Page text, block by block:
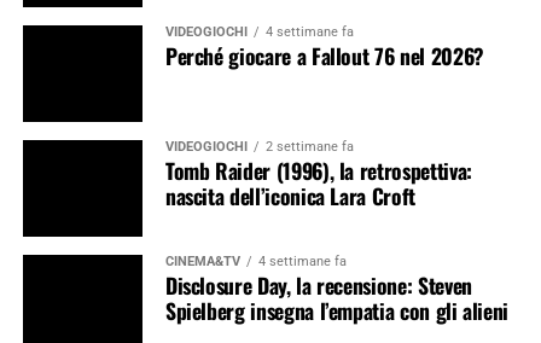
VIDEOGIOCHI 4 settimane fa
Perché giocare a Fallout 76 nel 2026?
VIDEOGIOCHI 2 settimane fa
Tomb Raider (1996), la retrospettiva:
nascita dell’iconica Lara Croft
CINEMA&TV 4 settimane fa
Disclosure Day, la recensione: Steven
Spielberg insegna l’empatia con gli alieni